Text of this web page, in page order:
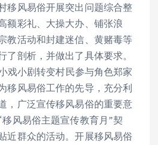
移风易俗开展突出问题综合整
额彩礼、大操大办、铺张浪
教活动和封建迷信、黄赌毒等
了剖析，并做出了具体要求。
戏小剧转变村民参与角色郑家
移风易俗工作的先导，充分利
，广泛宣传移风易俗的重要意
风易俗主题宣传教育月”契
近群众的活动。开展移风易俗